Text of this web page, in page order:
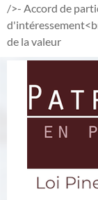
/>- Accord de
de la valeur